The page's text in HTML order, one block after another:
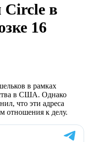
Circle в
16
в рамках
в США. Однако
что эти адреса
отношения к делу.